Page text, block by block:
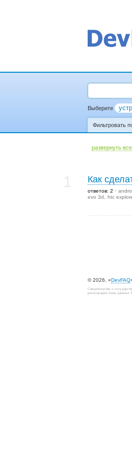
Выберите
Фильтровать
развернуть все
Как
ответов: 2
evo 3d
htc
© 2026, «DevFAQ
Свидетельство о
регистрации базы